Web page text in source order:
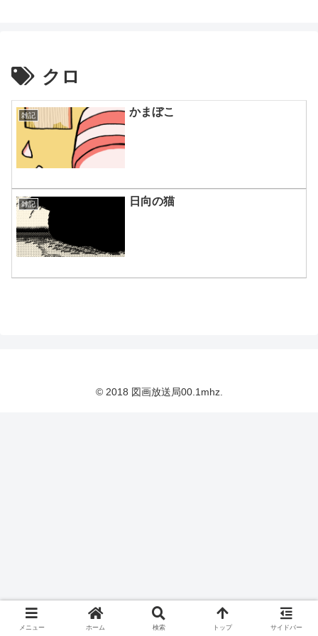
クロ
雑記 かまぼこ
雑記 日向の猫
© 2018 図画放送局00.1mhz.
メニュー ホーム 検索 トップ サイドバー